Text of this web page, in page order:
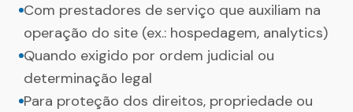
Com prestadores de serviço que auxiliam na
operação do site (ex.: hospedagem, analytics)
Quando exigido por ordem judicial ou
determinação legal
Para proteção dos direitos, propriedade ou